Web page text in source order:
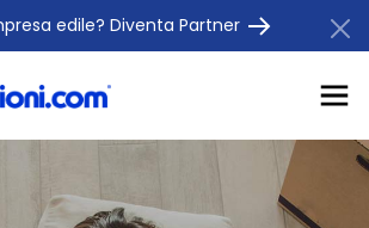
edile? Diventa Partner